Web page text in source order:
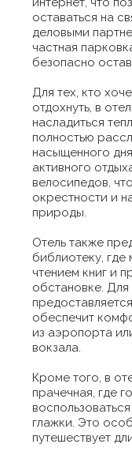
оставаться на
деловыми
частная
безопасно
Для тех, кто
отдохнуть, в
насладиться
полностью
насыщенного
активного
велосипедов,
окрестности и
природы.
Отель также
библиотеку, где
чтением книг и
обстановке. Для
обеспечит
из аэропорта
вокзала.
Кроме того, в
прачечная, где
глажки. Это
путешествует